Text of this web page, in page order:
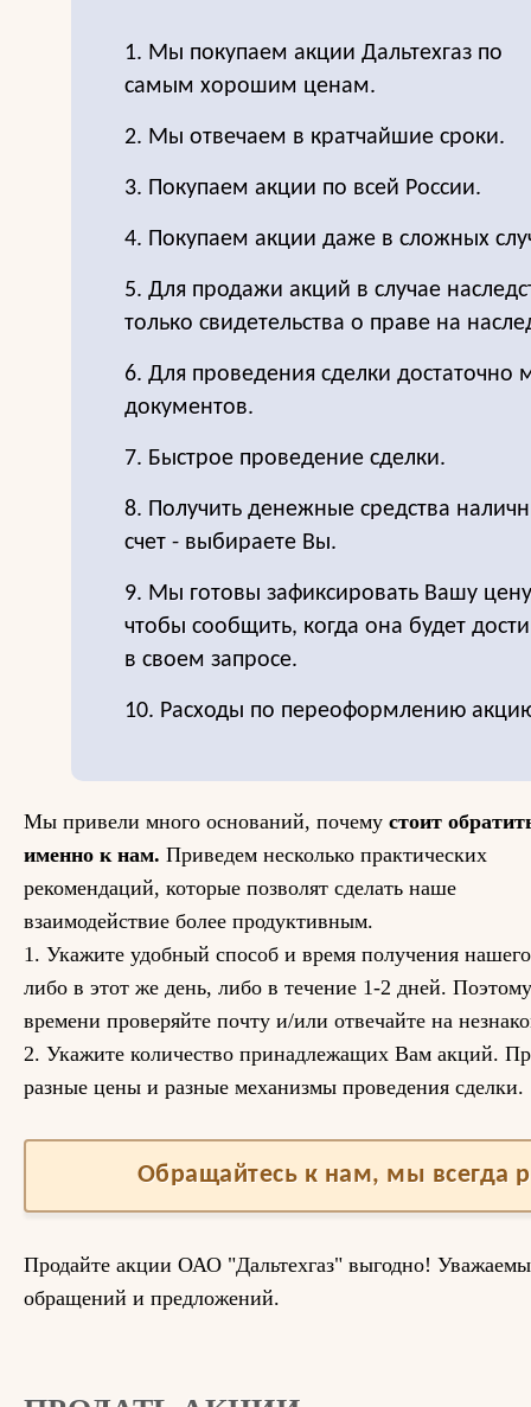
1. Мы покупаем акции Дальтехгаз по
самым хорошим ценам.
2. Мы отвечаем в кратчайшие сроки.
3. Покупаем акции по всей России.
4. Покупаем акции даже в сложных
5. Для продажи акций в случае
только свидетельства о праве на
6. Для проведения сделки достаточно
документов.
7. Быстрое проведение сделки.
8. Получить денежные средства
счет - выбираете Вы.
9. Мы готовы зафиксировать Вашу
чтобы сообщить, когда она будет
в своем запросе.
10. Расходы по переоформлению
Мы привели много оснований, почему стоит
именно к нам. Приведем несколько практических
рекомендаций, которые позволят сделать наше
взаимодействие более продуктивным.
1. Укажите удобный способ и время получения
либо в этот же день, либо в течение 1-2 дней.
времени проверяйте почту и/или отвечайте на
2. Укажите количество принадлежащих Вам акций.
разные цены и разные механизмы проведения сделки.
Обращайтесь к нам, мы всегда
Продайте акции ОАО "Дальтехгаз" выгодно!
обращений и предложений.